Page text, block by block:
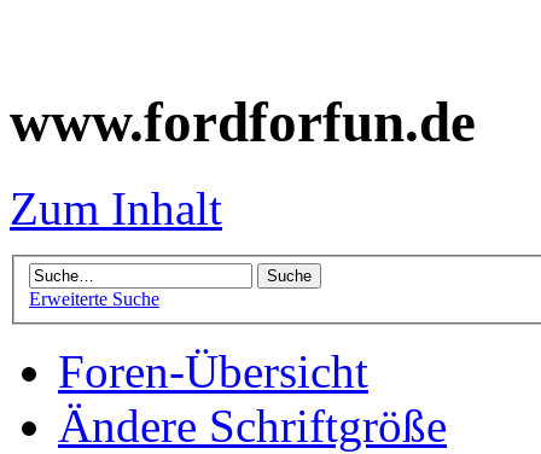
www.fordforfun.de
Zum Inhalt
Erweiterte Suche
Foren-Übersicht
Ändere Schriftgröße